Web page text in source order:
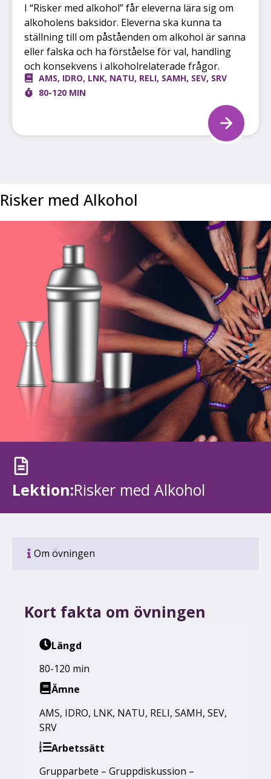
I “Risker med alkohol” får eleverna lära sig om
alkoholens baksidor. Eleverna ska kunna ta
ställning till om påståenden om alkohol är sanna
eller falska och ha förståelse för val, handling
och konsekvens i alkoholrelaterade frågor.
AMS, IDRO, LNK, NATU, RELI, SAMH, SEV, SRV
80-120 MIN
Risker med Alkohol
Lektion:Risker med Alkohol
Om övningen
Kort fakta om övningen
Längd
80-120 min
Ämne
AMS, IDRO, LNK, NATU, RELI, SAMH, SEV,
SRV
Arbetssätt
Grupparbete – Gruppdiskussion –